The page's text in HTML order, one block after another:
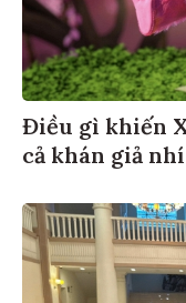
Điều gì khiến
cả khán giả